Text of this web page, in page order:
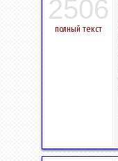
2506
полный текст